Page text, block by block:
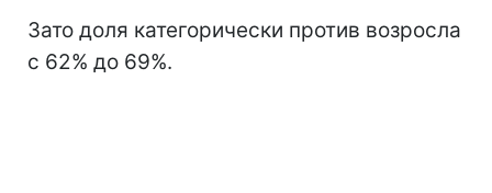
Зато доля категорически против возросла
с 62% до 69%.